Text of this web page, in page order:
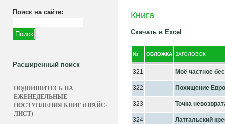
Поиск на сайте:
Расширенный поиск
ПОДПИШИТЕСЬ НА
ЕЖЕНЕДЕЛЬНЫЕ
ПОСТУПЛЕНИЯ КНИГ (ПРАЙС-
ЛИСТ)
Книга
Скачать в Excel
№ ОБЛОЖКА ЗАГОЛОВОК
321 Моё частное
322 Похищение
323 Точка
324 Латгальский